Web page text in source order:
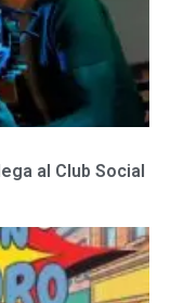
al Club Social